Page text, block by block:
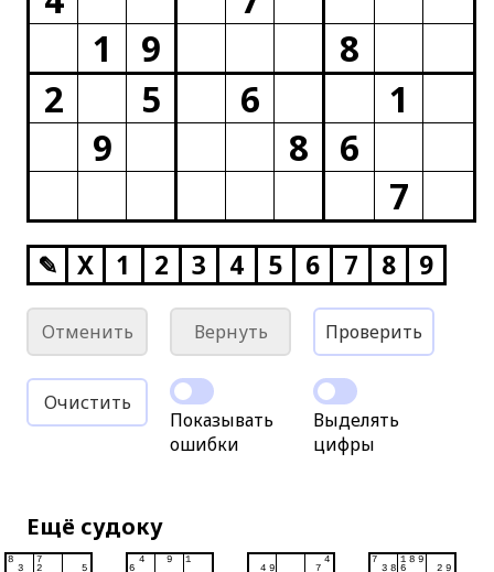
1
9
8
2
5 6
1
9
8
6
7
✎ X 1 2 3 4 5 6 7 8 9
Отменить Вернуть Проверить
Очистить
Показывать
ошибки
Выделять
цифры
Ещё судоку